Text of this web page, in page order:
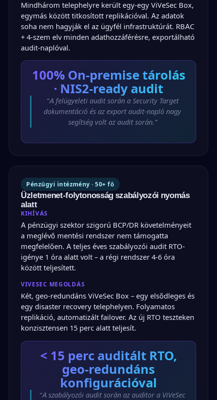
Mindhárom telephelyre került egy-egy ViVeSec Box,
egymás között titkosított replikációval. Az adatok
soha nem hagyják el az ügyfél infrastruktúrát. RBAC
+ 4-szem elv minden adathozzáférésre, exportálható
audit-naplóval.
100% On-premise tárolás
· NIS2-ready audit
“A felügyeleti audit során a Security Target
dokumentáció és az export audit-napló nagy
segítség volt az audit során.”
Pénzügyi intézmény · 50+ fő
Üzletmenet-folytonosság szabályozói nyomás
alatt
KIHÍVÁS
A pénzügyi szektor szigorú BCP/DR követelményeit
a meglévő mentési rendszer nem támogatta
megfelelően. A teljes éves szabályozói audit RTO-
igénye 1 óra alatt volt – a régi rendszer 4-6 óra
között teljesített.
VIVESEC MEGOLDÁS
Két, geo-redundáns ViVeSec Box – egy elsődleges és
egy disaster recovery telephelyen. Folyamatos
replikáció, automatizált failover. Az új RTO teszteken
konzisztensen 15 perc alatt teljesít.
< 15 perc auditált RTO,
geo-redundáns
konfigurációval
“A szabályozói audit során az auditor a ViVeSec